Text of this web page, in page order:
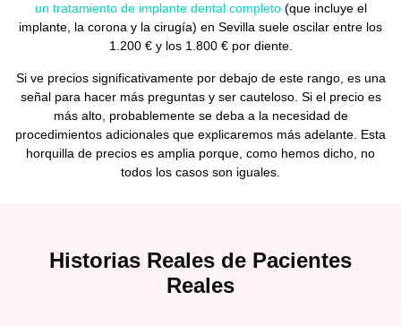
un tratamiento de implante dental completo(que incluye el
implante, la corona y la cirugía) en Sevilla suele oscilar entre los
1.200 € y los 1.800 € por diente.
Si ve precios significativamente por debajo de este rango, es una
señal para hacer más preguntas y ser cauteloso. Si el precio es
más alto, probablemente se deba a la necesidad de
procedimientos adicionales que explicaremos más adelante. Esta
horquilla de precios es amplia porque, como hemos dicho, no
todos los casos son iguales.
Historias Reales de Pacientes
Reales